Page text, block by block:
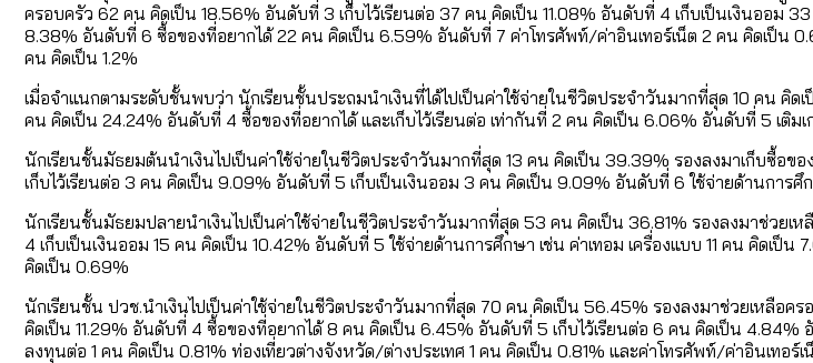
ครอบครัว 62 คน คิดเป็น 18.56% อันดับที่ 3 เก็บไว้เรียนต่อ 37 คน คิดเป็น 11.08% อันดับที่ 4 เก็บเป็นเงินออม
8.38% อันดับที่ 6 ซื้อของที่อยากได้ 22 คน คิดเป็น 6.59% อันดับที่ 7 ค่าโทรศัพท์/ค่าอินเทอร์เน็ต 2 คน คิดเป็น
คน คิดเป็น 1.2%
เมื่อจำแนกตามระดับชั้นพบว่า นักเรียนชั้นประถมนำเงินที่ได้ไปเป็นค่าใช้จ่ายในชีวิตประจำวันมากที่สุด 10 คน คิ
คน คิดเป็น 24.24% อันดับที่ 4 ซื้อของที่อยากได้ และเก็บไว้เรียนต่อ เท่ากันที่ 2 คน คิดเป็น 6.06% อันดับที่ 5 เติม
นักเรียนชั้นมัธยมต้นนำเงินไปเป็นค่าใช้จ่ายในชีวิตประจำวันมากที่สุด 13 คน คิดเป็น 39.39% รองลงมาเก็บซื้อ
เก็บไว้เรียนต่อ 3 คน คิดเป็น 9.09% อันดับที่ 5 เก็บเป็นเงินออม 3 คน คิดเป็น 9.09% อันดับที่ 6 ใช้จ่ายด้านการศึ
นักเรียนชั้นมัธยมปลายนำเงินไปเป็นค่าใช้จ่ายในชีวิตประจำวันมากที่สุด 53 คน คิดเป็น 36.81% รองลงมาช่วย
4 เก็บเป็นเงินออม 15 คน คิดเป็น 10.42% อันดับที่ 5 ใช้จ่ายด้านการศึกษา เช่น ค่าเทอม เครื่องแบบ 11 คน คิดเ
คิดเป็น 0.69%
นักเรียนชั้น ปวช.นำเงินไปเป็นค่าใช้จ่ายในชีวิตประจำวันมากที่สุด 70 คน คิดเป็น 56.45% รองลงมาช่วยเหลือค
คิดเป็น 11.29% อันดับที่ 4 ซื้อของที่อยากได้ 8 คน คิดเป็น 6.45% อันดับที่ 5 เก็บไว้เรียนต่อ 6 คน คิดเป็น
ลงทุนต่อ 1 คน คิดเป็น 0.81% ท่องเที่ยวต่างจังหวัด/ต่างประเทศ 1 คน คิดเป็น 0.81% และค่าโทรศัพท์/ค่าอินเทอร์เ